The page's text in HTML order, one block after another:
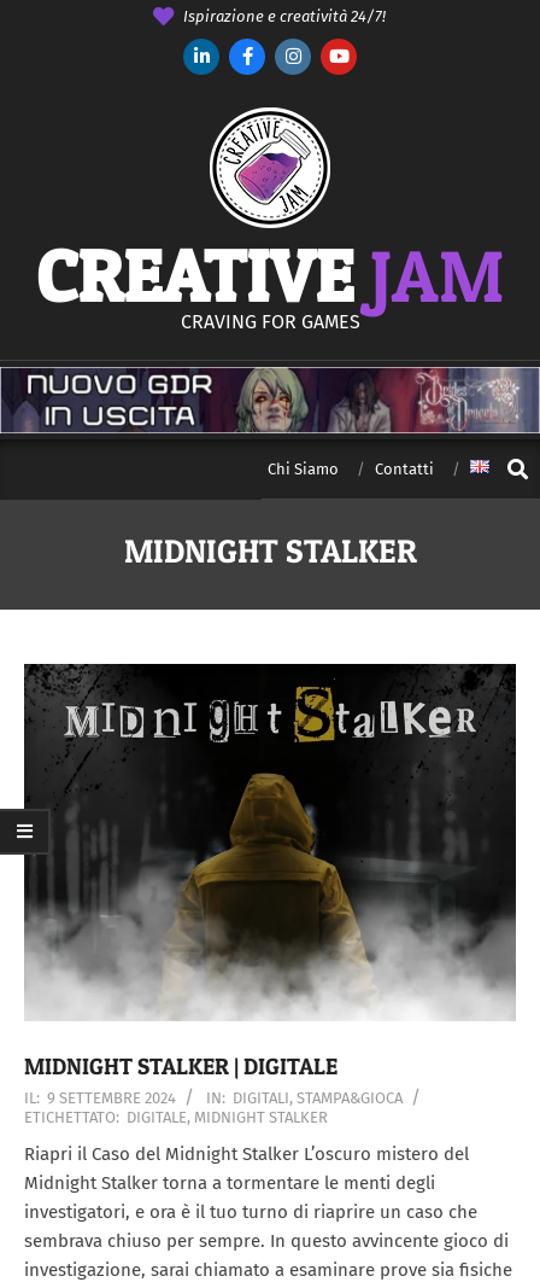
Ispirazione e creatività 24/7!
CREATIVE JAM
CRAVING FOR GAMES
Chi Siamo Contatti
Cerca
MIDNIGHT STALKER
MIDNIGHT STALKER | DIGITALE
2024-
09-
09
IL: 9 SETTEMBRE 2024 IN: DIGITALI, STAMPA&GIOCA
ETICHETTATO: DIGITALE, MIDNIGHT STALKER
Riapri il Caso del Midnight Stalker L’oscuro mistero del
Midnight Stalker torna a tormentare le menti degli
investigatori, e ora è il tuo turno di riaprire un caso che
sembrava chiuso per sempre. In questo avvincente gioco di
investigazione, sarai chiamato a esaminare prove sia fisiche